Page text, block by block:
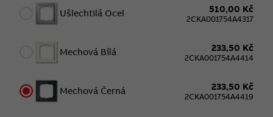
Ušlechtilá Ocel 510,00 Kč
2CKA001754A4317
Mechová Bílá 233,50 Kč
2CKA001754A4414
Mechová Černá 233,50 Kč
2CKA001754A4419